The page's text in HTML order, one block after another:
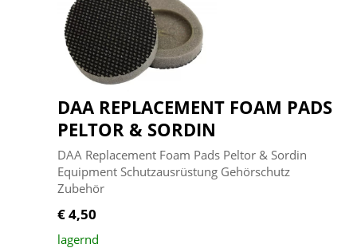
DAA REPLACEMENT FOAM PADS
PELTOR & SORDIN
DAA Replacement Foam Pads Peltor & Sordin
Equipment Schutzausrüstung Gehörschutz
Zubehör
€ 4,50
lagernd